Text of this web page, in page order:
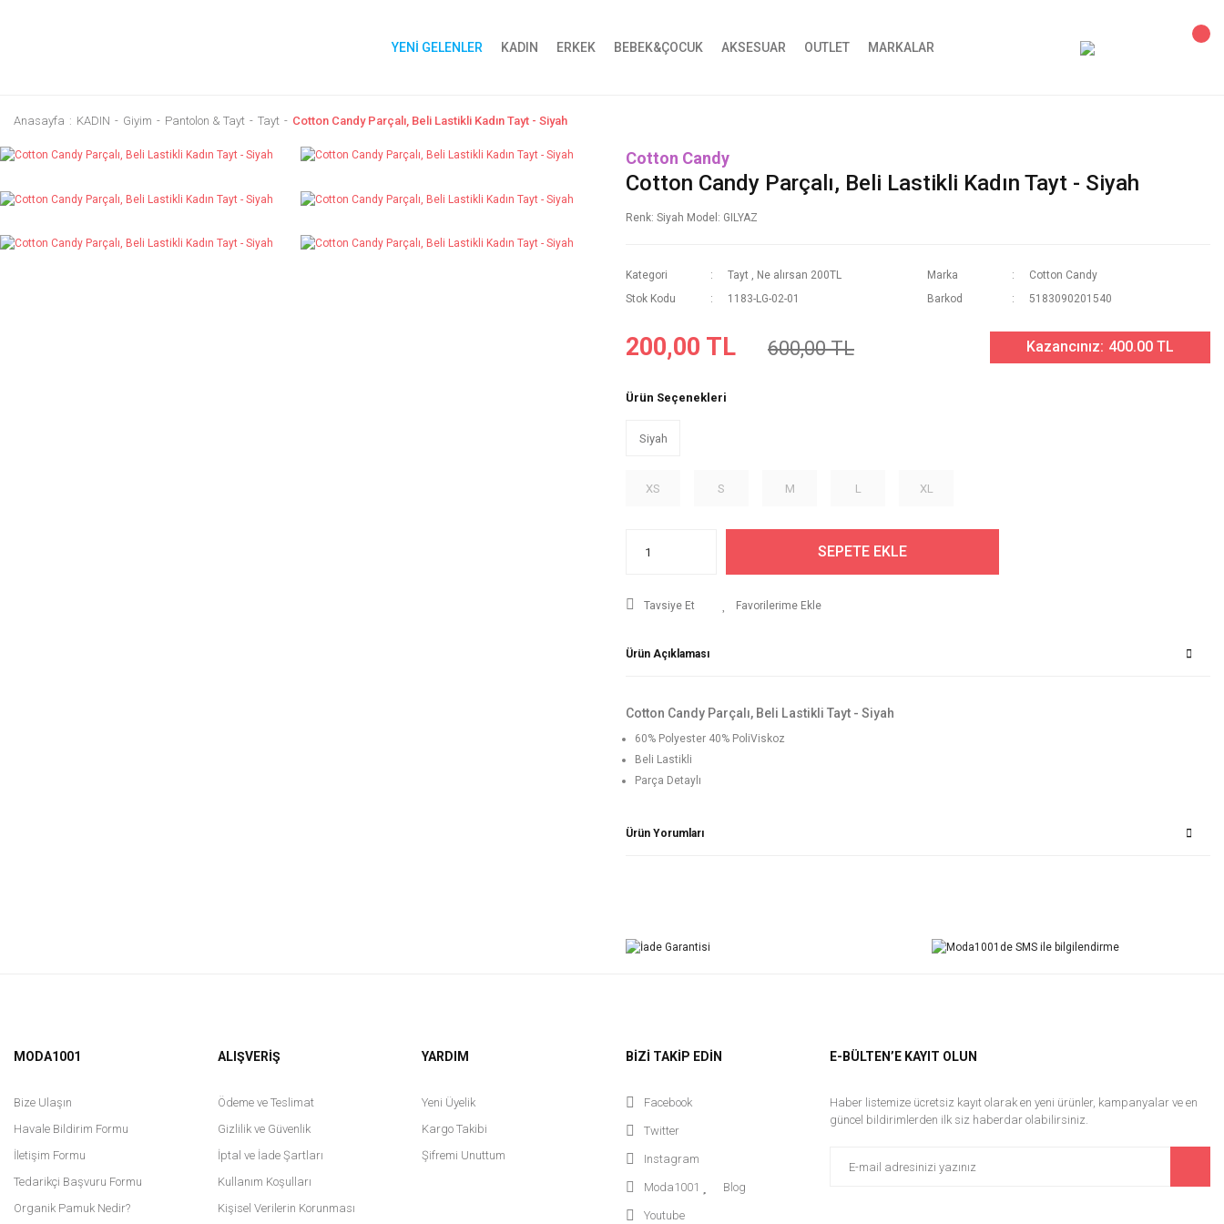
YENİ GELENLER KADIN ERKEK BEBEK&ÇOCUK AKSESUAR OUTLET MARKALAR
Anasayfa KADIN Giyim Pantolon & Tayt Tayt Cotton Candy Parçalı, Beli Lastikli Kadın Tayt - Siyah
Cotton Candy
Cotton Candy Parçalı, Beli Lastikli Kadın Tayt - Siyah
Renk: Siyah Model: GILYAZ
Kategori Tayt , Ne alırsan 200TL Marka
Cotton Candy
Stok Kodu
1183-LG-02-01 Barkod 5183090201540
200,00 TL 600,00 TL Kazancınız: 400.00 TL
Ürün Seçenekleri
Siyah
XS S M L XL
SEPETE EKLE
Tavsiye Et
Ürün Açıklaması
Cotton Candy Parçalı, Beli Lastikli Tayt - Siyah
60% Polyester 40% PoliViskoz
Beli Lastikli
Parça Detaylı
Ürün Yorumları
Yorum Yaz
MODA1001
Bize Ulaşın
Havale Bildirim Formu
İletişim Formu
Tedarikçi Başvuru Formu
Organik Pamuk Nedir?
ALIŞVERİŞ
Ödeme ve Teslimat
Gizlilik ve Güvenlik
İptal ve İade Şartları
Kullanım Koşulları
Kişisel Verilerin Korunması
YARDIM
Yeni Üyelik
Kargo Takibi
Şifremi Unuttum
BİZİ TAKİP EDİN
Facebook
Twitter
Instagram
Moda1001 Blog
Youtube
E-BÜLTEN’E KAYIT OLUN
Haber listemize ücretsiz kayıt olarak en yeni ürünler, kampanyalar ve en
güncel bildirimlerden ilk siz haberdar olabilirsiniz.